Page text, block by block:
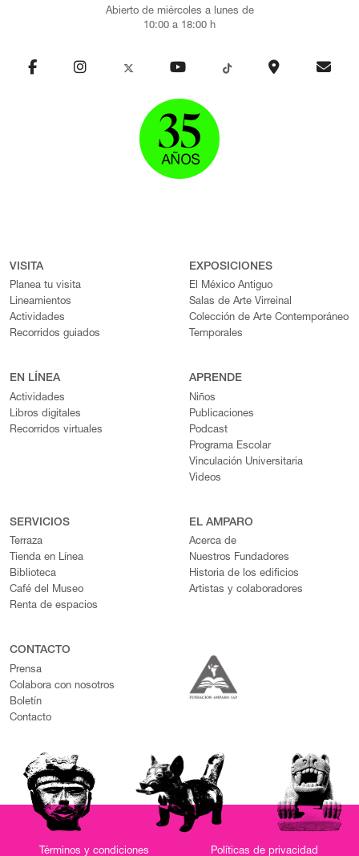
Abierto de miércoles a lunes de
10:00 a 18:00 h
VISITA
Planea tu visita
Lineamientos
Actividades
Recorridos guiados
EXPOSICIONES
El México Antiguo
Salas de Arte Virreinal
Colección de Arte Contemporáneo
Temporales
EN LÍNEA
Actividades
Libros digitales
Recorridos virtuales
APRENDE
Niños
Publicaciones
Podcast
Programa Escolar
Vinculación Universitaria
Videos
SERVICIOS
Terraza
Tienda en Línea
Biblioteca
Café del Museo
Renta de espacios
EL AMPARO
Acerca de
Nuestros Fundadores
Historia de los edificios
Artistas y colaboradores
CONTACTO
Prensa
Colabora con nosotros
Boletín
Contacto
Términos y condiciones Políticas de privacidad